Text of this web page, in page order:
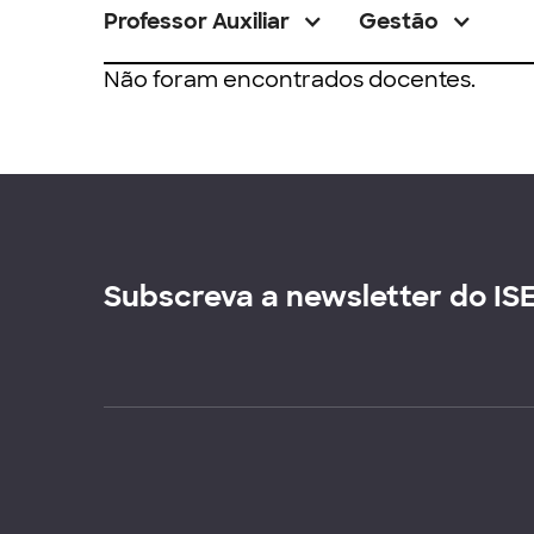
Professor Auxiliar Gestão
Não foram encontrados docentes.
Subscreva a newsletter do